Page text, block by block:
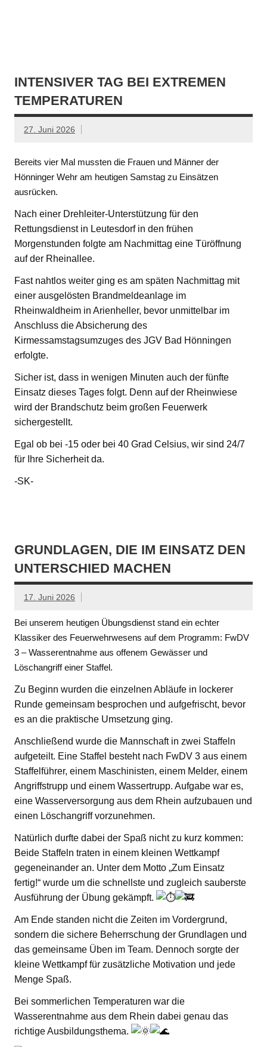
INTENSIVER TAG BEI EXTREMEN
TEMPERATUREN
27. Juni 2026
Bereits vier Mal mussten die Frauen und Männer der
Hönninger Wehr am heutigen Samstag zu Einsätzen
ausrücken.
Nach einer Drehleiter-Unterstützung für den
Rettungsdienst in Leutesdorf in den frühen
Morgenstunden folgte am Nachmittag eine Türöffnung
auf der Rheinallee.
Fast nahtlos weiter ging es am späten Nachmittag mit
einer ausgelösten Brandmeldeanlage im
Rheinwaldheim in Arienheller, bevor unmittelbar im
Anschluss die Absicherung des
Kirmessamstagsumzuges des JGV Bad Hönningen
erfolgte.
Sicher ist, dass in wenigen Minuten auch der fünfte
Einsatz dieses Tages folgt. Denn auf der Rheinwiese
wird der Brandschutz beim großen Feuerwerk
sichergestellt.
Egal ob bei -15 oder bei 40 Grad Celsius, wir sind 24/7
für Ihre Sicherheit da.
-SK-
GRUNDLAGEN, DIE IM EINSATZ DEN
UNTERSCHIED MACHEN
17. Juni 2026
Bei unserem heutigen Übungsdienst stand ein echter
Klassiker des Feuerwehrwesens auf dem Programm: FwDV
3 – Wasserentnahme aus offenem Gewässer und
Löschangriff einer Staffel.
Zu Beginn wurden die einzelnen Abläufe in lockerer
Runde gemeinsam besprochen und aufgefrischt, bevor
es an die praktische Umsetzung ging.
Anschließend wurde die Mannschaft in zwei Staffeln
aufgeteilt. Eine Staffel besteht nach FwDV 3 aus einem
Staffelführer, einem Maschinisten, einem Melder, einem
Angriffstrupp und einem Wassertrupp. Aufgabe war es,
eine Wasserversorgung aus dem Rhein aufzubauen und
einen Löschangriff vorzunehmen.
Natürlich durfte dabei der Spaß nicht zu kurz kommen:
Beide Staffeln traten in einem kleinen Wettkampf
gegeneinander an. Unter dem Motto „Zum Einsatz
fertig!“ wurde um die schnellste und zugleich sauberste
Ausführung der Übung gekämpft.
Am Ende standen nicht die Zeiten im Vordergrund,
sondern die sichere Beherrschung der Grundlagen und
das gemeinsame Üben im Team. Dennoch sorgte der
kleine Wettkampf für zusätzliche Motivation und jede
Menge Spaß.
Bei sommerlichen Temperaturen war die
Wasserentnahme aus dem Rhein dabei genau das
richtige Ausbildungsthema.